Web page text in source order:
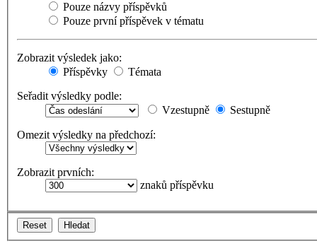
Pouze názvy příspěvků
Pouze první příspěvek v tématu
Zobrazit výsledek jako:
Příspěvky
Témata
Seřadit výsledky podle:
Vzestupně
Sestupně
Omezit výsledky na předchozí:
Zobrazit prvních:
znaků příspěvku